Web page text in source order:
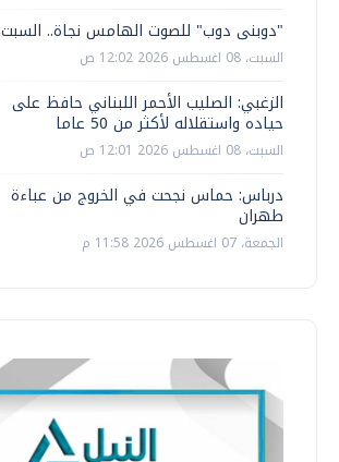
"دوبنى دوب" للصوت الهامس نجاة.. السبت
السبت، 08 اغسطس 2026 12:02 ص
الزغبي: الصليب الأحمر اللبناني حافظ على
حياده واستقلاله لأكثر من 50 عاما
السبت، 08 اغسطس 2026 12:01 ص
درباس: حماس نجحت في الخروج من عباءة
طهران
الجمعة، 07 اغسطس 2026 11:58 م